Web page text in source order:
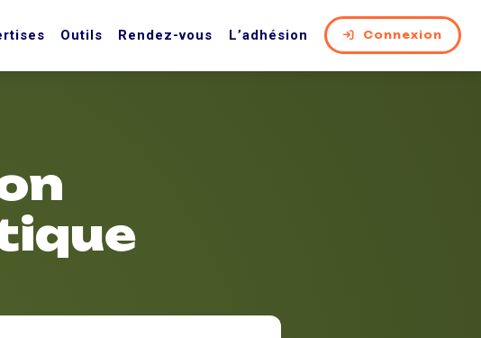
Outils Rendez-vous L’adhésion Connexion